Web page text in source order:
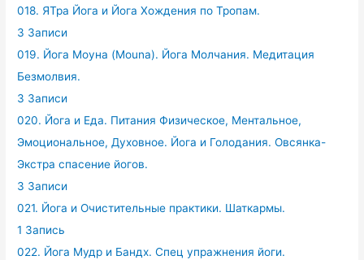
018. ЯТра Йога и Йога Хождения по Тропам.
3 Записи
019. Йога Моуна (Mouna). Йога Молчания. Медитация
Безмолвия.
3 Записи
020. Йога и Еда. Питания Физическое, Ментальное,
Эмоциональное, Духовное. Йога и Голодания. Овсянка-
Экстра спасение йогов.
3 Записи
021. Йога и Очистительные практики. Шаткармы.
1 Запись
022. Йога Мудр и Бандх. Спец упражнения йоги.